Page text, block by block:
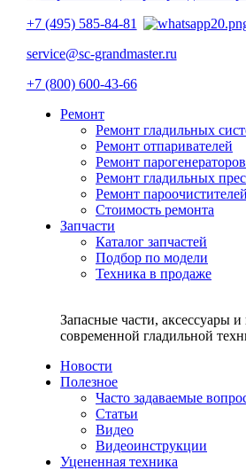
+7 (495) 585-84-81
service@sc-grandmaster.ru
+7 (800) 600-43-66
Ремонт
Ремонт гладильных
Ремонт отпаривателей
Ремонт парогенераторов
Ремонт гладильных
Ремонт пароочистителей
Стоимость ремонта
Запчасти
Каталог запчастей
Подбор по модели
Техника в продаже
Запасные части, аксессуары
современной гладильной
Новости
Полезное
Часто задаваемые
Статьи
Видео
Видеоинструкции
Уцененная техника